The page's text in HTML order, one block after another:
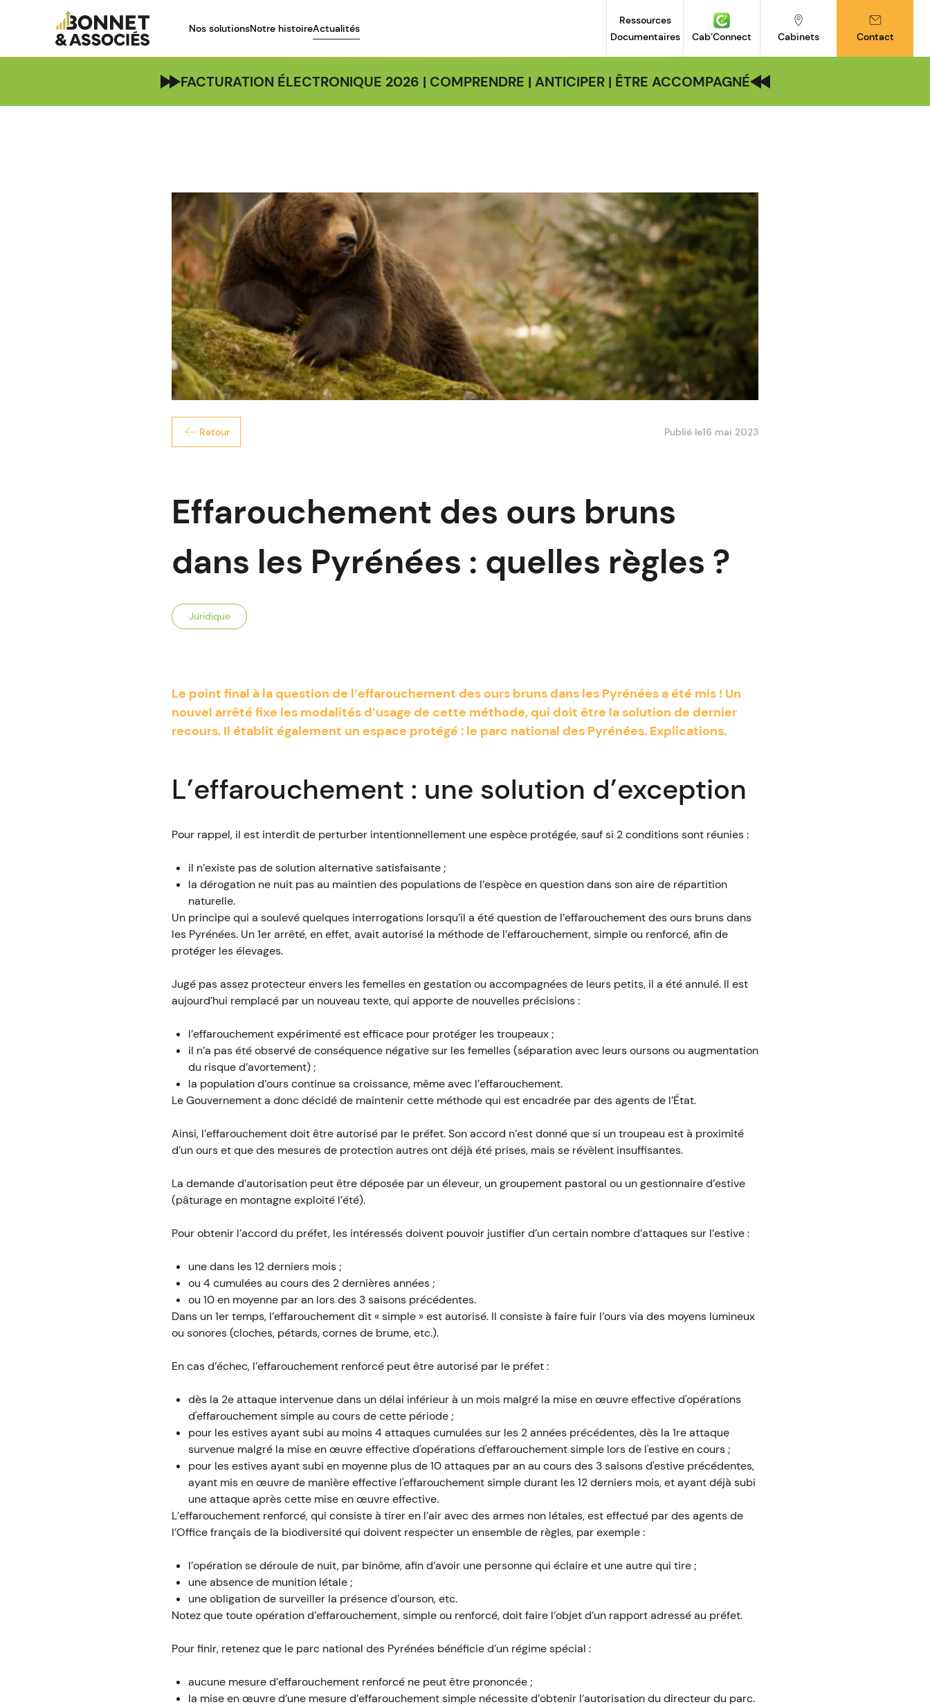
Nos solutionsNotre histoireActualités
Ressources
Documentaires
Cab’Connect Cabinets Contact
FACTURATION ÉLECTRONIQUE 2026 | COMPRENDRE | ANTICIPER | ÊTRE ACCOMPAGNÉ
Retour Publié le16 mai 2023
Effarouchement des ours bruns
dans les Pyrénées : quelles règles ?
Juridique
Le point final à la question de l’effarouchement des ours bruns dans les Pyrénées a été mis ! Un
nouvel arrêté fixe les modalités d’usage de cette méthode, qui doit être la solution de dernier
recours. Il établit également un espace protégé : le parc national des Pyrénées. Explications.
L’effarouchement : une solution d’exception
Pour rappel, il est interdit de perturber intentionnellement une espèce protégée, sauf si 2 conditions sont réunies :
il n’existe pas de solution alternative satisfaisante ;
la dérogation ne nuit pas au maintien des populations de l’espèce en question dans son aire de répartition
naturelle.
Un principe qui a soulevé quelques interrogations lorsqu’il a été question de l’effarouchement des ours bruns dans
les Pyrénées. Un 1er arrêté, en effet, avait autorisé la méthode de l’effarouchement, simple ou renforcé, afin de
protéger les élevages.
Jugé pas assez protecteur envers les femelles en gestation ou accompagnées de leurs petits, il a été annulé. Il est
aujourd’hui remplacé par un nouveau texte, qui apporte de nouvelles précisions :
l’effarouchement expérimenté est efficace pour protéger les troupeaux ;
il n’a pas été observé de conséquence négative sur les femelles (séparation avec leurs oursons ou augmentation
du risque d’avortement) ;
la population d’ours continue sa croissance, même avec l’effarouchement.
Le Gouvernement a donc décidé de maintenir cette méthode qui est encadrée par des agents de l’État.
Ainsi, l’effarouchement doit être autorisé par le préfet. Son accord n’est donné que si un troupeau est à proximité
d’un ours et que des mesures de protection autres ont déjà été prises, mais se révèlent insuffisantes.
La demande d’autorisation peut être déposée par un éleveur, un groupement pastoral ou un gestionnaire d’estive
(pâturage en montagne exploité l’été).
Pour obtenir l’accord du préfet, les intéressés doivent pouvoir justifier d’un certain nombre d’attaques sur l’estive :
une dans les 12 derniers mois ;
ou 4 cumulées au cours des 2 dernières années ;
ou 10 en moyenne par an lors des 3 saisons précédentes.
Dans un 1er temps, l’effarouchement dit « simple » est autorisé. Il consiste à faire fuir l’ours via des moyens lumineux
ou sonores (cloches, pétards, cornes de brume, etc.).
En cas d’échec, l’effarouchement renforcé peut être autorisé par le préfet :
dès la 2e attaque intervenue dans un délai inférieur à un mois malgré la mise en œuvre effective d'opérations
d'effarouchement simple au cours de cette période ;
pour les estives ayant subi au moins 4 attaques cumulées sur les 2 années précédentes, dès la 1re attaque
survenue malgré la mise en œuvre effective d'opérations d'effarouchement simple lors de l'estive en cours ;
pour les estives ayant subi en moyenne plus de 10 attaques par an au cours des 3 saisons d'estive précédentes,
ayant mis en œuvre de manière effective l'effarouchement simple durant les 12 derniers mois, et ayant déjà subi
une attaque après cette mise en œuvre effective.
L’effarouchement renforcé, qui consiste à tirer en l’air avec des armes non létales, est effectué par des agents de
l’Office français de la biodiversité qui doivent respecter un ensemble de règles, par exemple :
l’opération se déroule de nuit, par binôme, afin d’avoir une personne qui éclaire et une autre qui tire ;
une absence de munition létale ;
une obligation de surveiller la présence d’ourson, etc.
Notez que toute opération d’effarouchement, simple ou renforcé, doit faire l’objet d’un rapport adressé au préfet.
Pour finir, retenez que le parc national des Pyrénées bénéficie d’un régime spécial :
aucune mesure d’effarouchement renforcé ne peut être prononcée ;
la mise en œuvre d’une mesure d’effarouchement simple nécessite d’obtenir l’autorisation du directeur du parc.